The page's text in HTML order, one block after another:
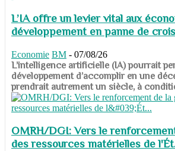
L’IA offre un levier vital aux
développement en panne de
Economie BM - 07/08/26
​​​​​​​L’intelligence artificielle (IA) pourrait
développement d’accomplir en une
prendrait autrement un siècle, à
OMRH/DGI: Vers le
des ressources matérielles de